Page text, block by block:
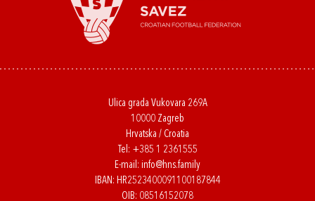
Ulica grada Vukovara 269A
10000 Zagreb
Hrvatska / Croatia
Tel: +385 1 2361555
E-mail: info@hns.family
IBAN: HR2523400091100187844
OIB: 08516152078